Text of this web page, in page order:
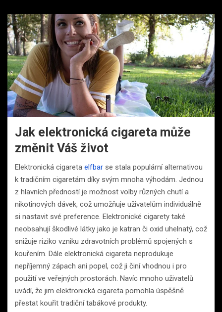
Jak elektronická cigareta může
změnit Váš život
Elektronická cigareta elfbar se stala populární alternativou
k tradičním cigaretám díky svým mnoha výhodám. Jednou
z hlavních předností je možnost volby různých chutí a
nikotinových dávek, což umožňuje uživatelům individuálně
si nastavit své preference. Elektronické cigarety také
neobsahují škodlivé látky jako je katran či oxid uhelnatý, což
snižuje riziko vzniku zdravotních problémů spojených s
kouřením. Dále elektronická cigareta neprodukuje
nepříjemný zápach ani popel, což ji činí vhodnou i pro
použití ve veřejných prostorách. Navíc mnoho uživatelů
uvádí, že jim elektronická cigareta pomohla úspěšně
přestat kouřit tradiční tabákové produkty.